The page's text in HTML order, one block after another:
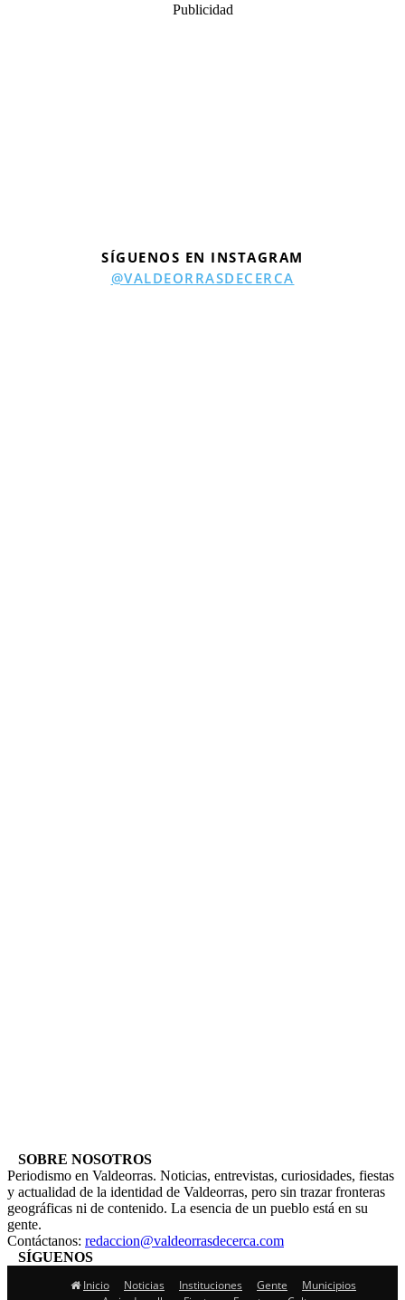
Publicidad
SÍGUENOS EN INSTAGRAM
@VALDEORRASDECERCA
SOBRE NOSOTROS
Periodismo en Valdeorras. Noticias, entrevistas, curiosidades, fiestas
y actualidad de la identidad de Valdeorras, pero sin trazar fronteras
geográficas ni de contenido. La esencia de un pueblo está en su
gente.
Contáctanos: redaccion@valdeorrasdecerca.com
SÍGUENOS
Inicio
Noticias Instituciones Gente
Municipios